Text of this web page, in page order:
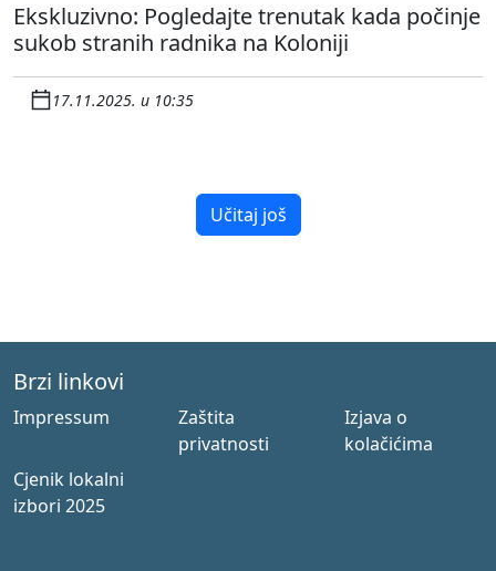
Ekskluzivno: Pogledajte trenutak kada počinje
sukob stranih radnika na Koloniji
17.11.2025. u 10:35
Učitaj još
Brzi linkovi
Impressum
Zaštita
privatnosti
Izjava o
kolačićima
Cjenik lokalni
izbori 2025